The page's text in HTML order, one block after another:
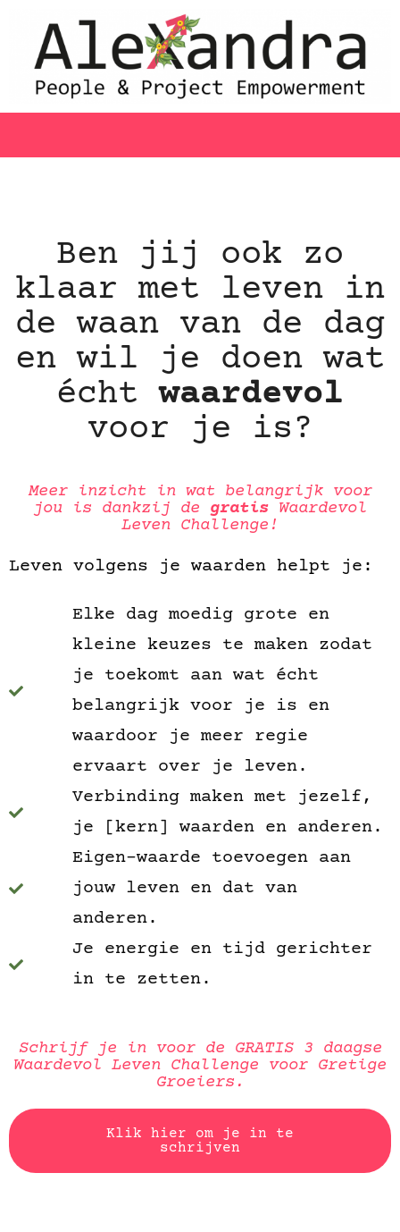
Ben jij ook zo
klaar met leven in
de waan van de dag
en wil je doen wat
échtwaardevol
voor je is?
Meer inzicht in wat belangrijk voor
jou is dankzij de gratis Waardevol
Leven Challenge!
Leven volgens je waarden helpt je:
Elke dag moedig grote en
kleine keuzes te maken zodat
je toekomt aan wat écht
belangrijk voor je is en
waardoor je meer regie
ervaart over je leven.
Verbinding maken met jezelf,
je [kern] waarden en anderen.
Eigen-waarde toevoegen aan
jouw leven en dat van
anderen.
Je energie en tijd gerichter
in te zetten.
Schrijf je in voor de GRATIS 3 daagse
Waardevol Leven Challenge voor Gretige
Groeiers.
Klik hier om je in te
schrijven